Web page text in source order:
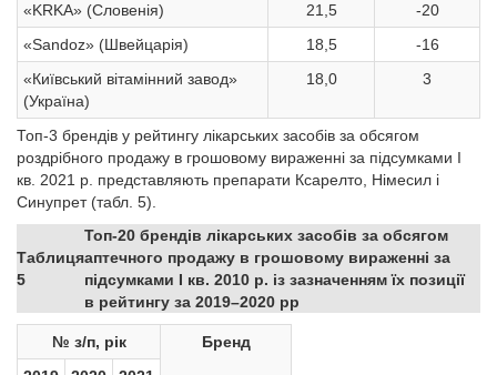
«KRKA» (Словенія)
21,5
-20
«Sandoz» (Швейцарія)
18,5
-16
«Київський вітамінний завод»
(Україна)
18,0 3
Топ-3 брендів у рейтингу лікарських засобів за обсягом
роздрібного продажу в грошовому вираженні за підсумками І
кв. 2021 р. представляють препарати Ксарелто, Німесил і
Синупрет (табл. 5).
Таблиця
5
Топ-20 брендів лікарських засобів за обсягом
аптечного продажу в грошовому вираженні за
підсумками І кв. 2010 р. із зазначенням їх позиції
в рейтингу за 2019–2020 рр
№ з/п, рік
Бренд